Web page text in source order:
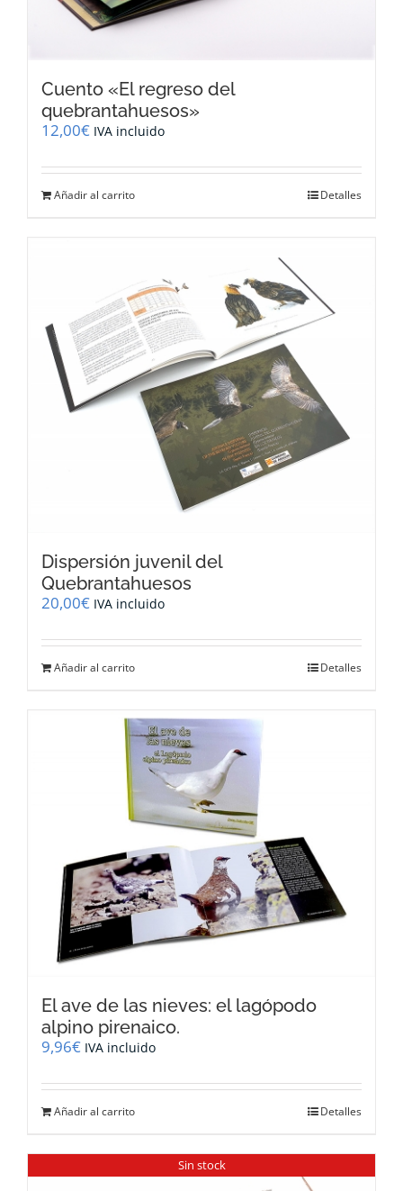
Cuento «El regreso del
quebrantahuesos»
12,00€ IVA incluido
Añadir al carrito Detalles
Dispersión juvenil del
Quebrantahuesos
20,00€ IVA incluido
Añadir al carrito Detalles
El ave de las nieves: el lagópodo
alpino pirenaico.
9,96€ IVA incluido
Añadir al carrito Detalles
Sin stock